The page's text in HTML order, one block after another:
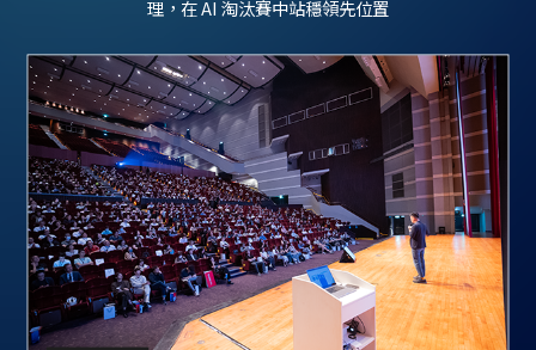
理，在 AI 淘汰賽中站穩領先位置